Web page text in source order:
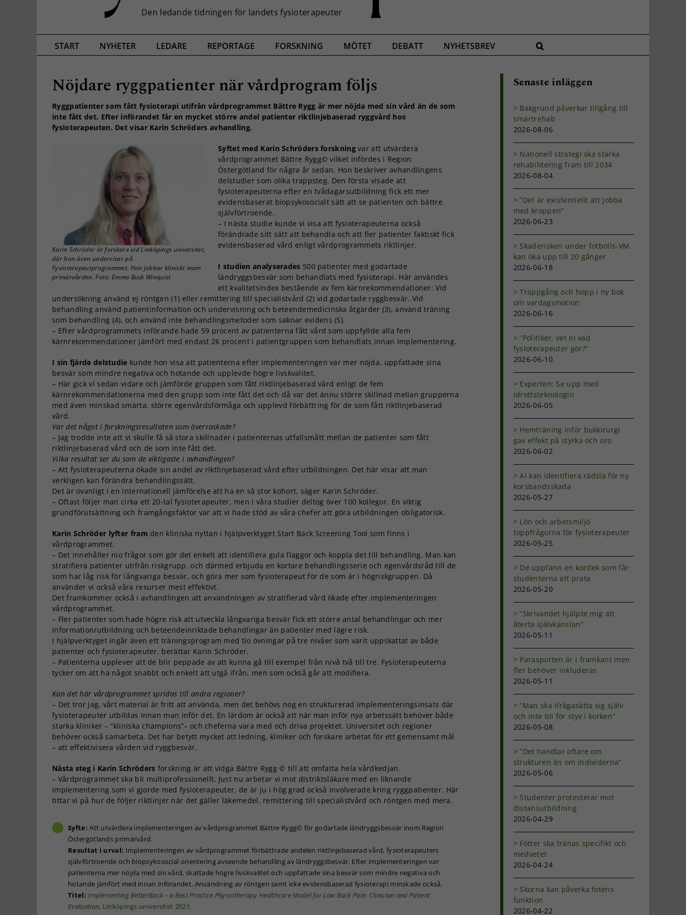
START NYHETER LEDARE REPORTAGE FORSKNING MÖTET DEBATT NYHETSBREV
Nöjdare ryggpatienter när vårdprogram följs
Ryggpatienter som fått fysioterapi utifrån vårdprogrammet Bättre Rygg är mer nöjda med sin vård än de som
inte fått det. Efter införandet får en mycket större andel patienter riktlinjebaserad ryggvård hos
fysioterapeuten. Det visar Karin Schröders avhandling.
Karin Schröder är forskare vid Linköpings universitet,
där hon även undervisar på
Fysioterapeutprogrammet. Hon jobbar kliniskt inom
primärvården. Foto: Emma Busk Winquist
Syftet med Karin Schröders forskningvar att utvärdera
vårdprogrammet Bättre Rygg© vilket infördes i Region
Östergötland för några år sedan. Hon beskriver avhandlingens
delstudier som olika trappsteg. Den första visade att
fysioterapeuterna efter en tvådagarsutbildning fick ett mer
evidensbaserat biopsykosocialt sätt att se patienten och bättre
självförtroende.
– I nästa studie kunde vi visa att fysioterapeuterna också
förändrade sitt sätt att behandla och att fler patienter faktiskt fick
evidensbaserad vård enligt vårdprogrammets riktlinjer.
I studien analyserades 500 patienter med godartade
ländryggsbesvär som behandlats med fysioterapi. Här användes
ett kvalitetsindex bestående av fem kärnrekommendationer: Vid
undersökning använd ej röntgen (1) eller remittering till specialistvård (2) vid godartade ryggbesvär. Vid
behandling använd patientinformation och undervisning och beteendemedicinska åtgärder (3), använd träning
som behandling (4), och använd inte behandlingsmetoder som saknar evidens (5).
– Efter vårdprogrammets införande hade 59 procent av patienterna fått vård som uppfyllde alla fem
kärnrekommendationer jämfört med endast 26 procent i patientgruppen som behandlats innan implementering.
I sin fjärde delstudie kunde hon visa att patienterna efter implementeringen var mer nöjda, uppfattade sina
besvär som mindre negativa och hotande och upplevde högre livskvalitet.
– Här gick vi sedan vidare och jämförde gruppen som fått riktlinjebaserad vård enligt de fem
kärnrekommendationerna med den grupp som inte fått det och då var det ännu större skillnad mellan grupperna
med även minskad smärta, större egenvårdsförmåga och upplevd förbättring för de som fått riktlinjebaserad
vård.
Var det något i forskningsresultaten som överraskade?
– Jag trodde inte att vi skulle få så stora skillnader i patienternas utfallsmått mellan de patienter som fått
riktlinjebaserad vård och de som inte fått det.
Vilka resultat ser du som de viktigaste i avhandlingen?
– Att fysioterapeuterna ökade sin andel av riktlinjebaserad vård efter utbildningen. Det här visar att man
verkligen kan förändra behandlingssätt.
Det är ovanligt i en internationell jämförelse att ha en så stor kohort, säger Karin Schröder.
– Oftast följer man cirka ett 20-tal fysioterapeuter, men i våra studier deltog över 100 kollegor. En viktig
grundförutsättning och framgångsfaktor var att vi hade stöd av våra chefer att göra utbildningen obligatorisk.
Karin Schröder lyfter fram den kliniska nyttan i hjälpverktyget Start Back Screening Tool som finns i
vårdprogrammet.
– Det innehåller nio frågor som gör det enkelt att identifiera gula flaggor och koppla det till behandling. Man kan
stratifiera patienter utifrån riskgrupp, och därmed erbjuda en kortare behandlingsserie och egenvårdsråd till de
som har låg risk för långvariga besvär, och göra mer som fysioterapeut för de som är i högriskgruppen. Då
använder vi också våra resurser mest effektivt.
Det framkommer också i avhandlingen att användningen av stratifierad vård ökade efter implementeringen
vårdprogrammet.
– Fler patienter som hade högre risk att utveckla långvariga besvär fick ett större antal behandlingar och mer
information/utbildning och beteendeinriktade behandlingar än patienter med lägre risk.
I hjälpverktyget ingår även ett träningsprogram med tio övningar på tre nivåer som varit uppskattat av både
patienter och fysioterapeuter, berättar Karin Schröder.
– Patienterna upplever att de blir peppade av att kunna gå till exempel från nivå två till tre. Fysioterapeuterna
tycker om att ha något snabbt och enkelt att utgå ifrån, men som också går att modifiera.
Kan det här vårdprogrammet spridas till andra regioner?
– Det tror jag, vårt material är fritt att använda, men det behövs nog en strukturerad implementeringsinsats där
fysioterapeuter utbildas innan man inför det. En lärdom är också att när man inför nya arbetssätt behöver både
starka kliniker – ”kliniska champions”– och cheferna vara med och driva projektet. Universitet och regioner
behöver också samarbeta. Det har betytt mycket att ledning, kliniker och forskare arbetat för ett gemensamt mål
– att effektivisera vården vid ryggbesvär.
Nästa steg i Karin Schröders forskning är att vidga Bättre Rygg © till att omfatta hela vårdkedjan.
– Vårdprogrammet ska bli multiprofessionellt. Just nu arbetar vi mot distriktsläkare med en liknande
implementering som vi gjorde med fysioterapeuter, de är ju i hög grad också involverade kring ryggpatienter. Här
tittar vi på hur de följer riktlinjer när det gäller läkemedel, remittering till specialistvård och röntgen med mera.
Syfte:Att utvärdera implementeringen av vårdprogrammet Bättre Rygg© för godartade ländryggsbesvär inom Region
Östergötlands primärvård.
Resultat i urval: Implementeringen av vårdprogrammet förbättrade andelen riktlinjebaserad vård, fysioterapeuters
självförtroende och biopsykosocial orientering avseende behandling av ländryggsbesvär. Efter implementeringen var
patienterna mer nöjda med sin vård, skattade högre livskvalitet och uppfattade sina besvär som mindre negativa och
hotande jämfört med innan införandet. Användning av röntgen samt icke evidensbaserad fysioterapi minskade också.
Titel: Implementing BetterBack – a Best Practice Physiotherapy Healthcare Model for Low Back Pain: Clinician and Patient
Evaluation, Linköpings universitet 2021.
Senaste inläggen
Bakgrund påverkar tillgång till
smärtrehab
2026-08-06
Nationell strategi ska stärka
rehabilitering fram till 2034
2026-08-04
”Det är existentiellt att jobba
med kroppen”
2026-06-23
Skaderisken under fotbolls-VM
kan öka upp till 20 gånger
2026-06-18
Trappgång och hopp i ny bok
om vardagsmotion
2026-06-16
”Politiker, vet ni vad
fysioterapeuter gör?”
2026-06-10
Experten: Se upp med
idrottsteknologin
2026-06-05
Hemträning inför bukkirurgi
gav effekt på styrka och oro
2026-06-02
AI kan identifiera rädsla för ny
korsbandsskada
2026-05-27
Lön och arbetsmiljö
toppfrågorna för fysioterapeuter
2026-05-25
De uppfann en kortlek som får
studenterna att prata
2026-05-20
”Skrivandet hjälpte mig att
återta självkänslan”
2026-05-11
Parasporten är i framkant men
fler behöver inkluderas
2026-05-11
”Man ska ifrågasätta sig själv
och inte bli för styv i korken”
2026-05-08
”Det handlar oftare om
strukturen än om individerna”
2026-05-06
Studenter protesterar mot
distansutbildning
2026-04-29
Fötter ska tränas specifikt och
medvetet
2026-04-24
Skorna kan påverka fotens
funktion
2026-04-22